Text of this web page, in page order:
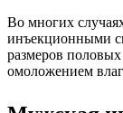
Во многих
инъекционными
размеров
омоложением